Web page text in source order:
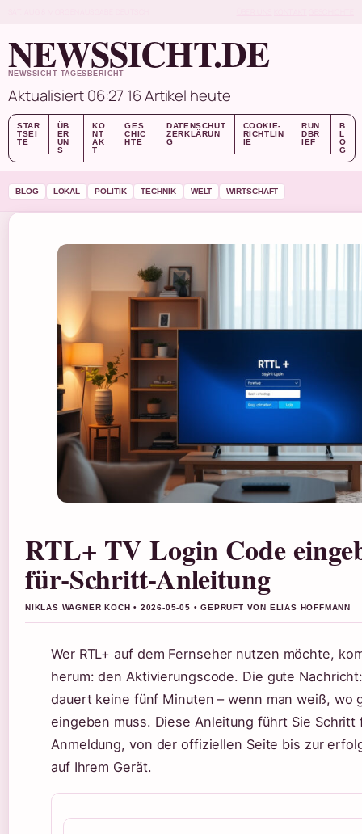
NEWSSICHT.DE
NEWSSICHT TAGESBERICHT
Aktualisiert 06:2716 Artikel heute
STAR
TSEI
TE
ÜB
ER
UN
S
KO
NT
AK
T
GES
CHIC
HTE
DATENSCHUT
ZERKLÄRUN
G
COOKIE-
RICHTLIN
IE
RUN
DBR
IEF
B
L
O
G
BLOG LOKAL POLITIK TECHNIK WELT WIRTSCHAFT
RTL+ TV Login Code
für-Schritt-Anleitung
NIKLAS WAGNER KOCH • 2026-05-05 • GEPRUFT VON ELIAS HOFFMANN
Wer RTL+ auf dem Fernseher nutzen möchte,
herum: den Aktivierungscode. Die gute
dauert keine fünf Minuten – wenn man weiß, wo
eingeben muss. Diese Anleitung führt Sie Schritt
Anmeldung, von der offiziellen Seite bis zur
auf Ihrem Gerät.